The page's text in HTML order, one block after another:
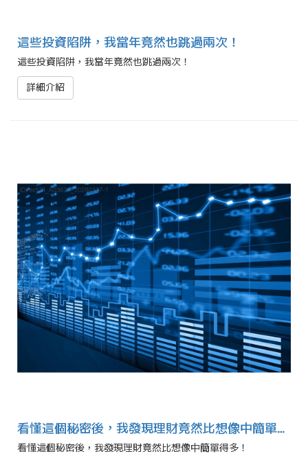
這些投資陷阱，我當年竟然也跳過兩次！
這些投資陷阱，我當年竟然也跳過兩次！
詳細介紹
看懂這個秘密後，我發現理財竟然比想像中簡單得多！
看懂這個秘密後，我發現理財竟然比想像中簡單得多！